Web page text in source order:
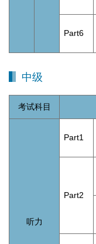
Part6
中级
考试科目
听力
Part1
Part2